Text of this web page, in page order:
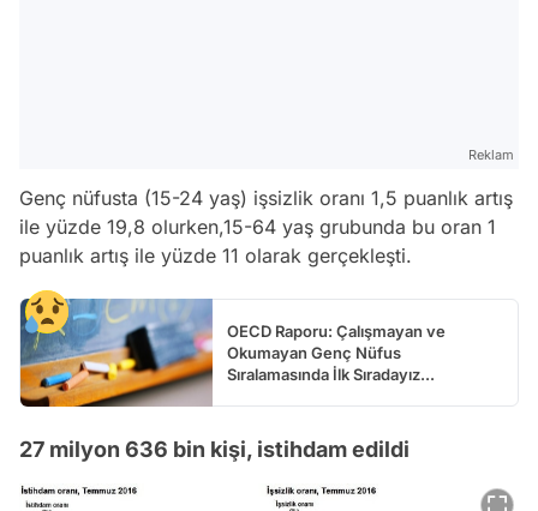
Reklam
Genç nüfusta (15-24 yaş) işsizlik oranı 1,5 puanlık artış
ile yüzde 19,8 olurken,15-64 yaş grubunda bu oran 1
puanlık artış ile yüzde 11 olarak gerçekleşti.
OECD Raporu: Çalışmayan ve
Okumayan Genç Nüfus
Sıralamasında İlk Sıradayız...
27 milyon 636 bin kişi, istihdam edildi